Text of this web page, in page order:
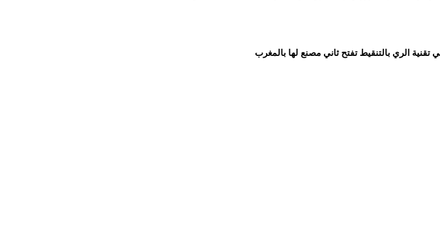
الري بالتنقيط تفتح ثاني مصنع لها بالمغرب